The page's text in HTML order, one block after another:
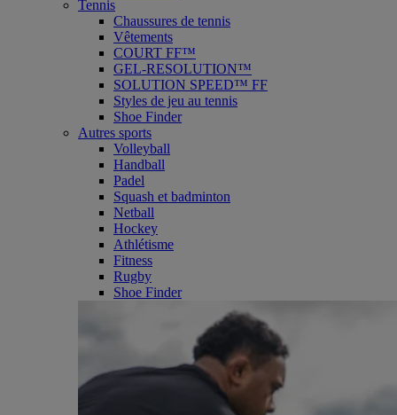
Tennis
Chaussures de tennis
Vêtements
COURT FF™
GEL-RESOLUTION™
SOLUTION SPEED™ FF
Styles de jeu au tennis
Shoe Finder
Autres sports
Volleyball
Handball
Padel
Squash et badminton
Netball
Hockey
Athlétisme
Fitness
Rugby
Shoe Finder